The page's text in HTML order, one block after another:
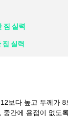
짐 실력
짐 실력
보다 높고 두께가
간에 용접이 없